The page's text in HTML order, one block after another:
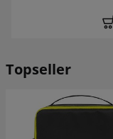
Topseller